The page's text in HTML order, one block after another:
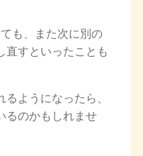
も、また次に別の
直すといったことも
ようになったら、
るのかもしれませ